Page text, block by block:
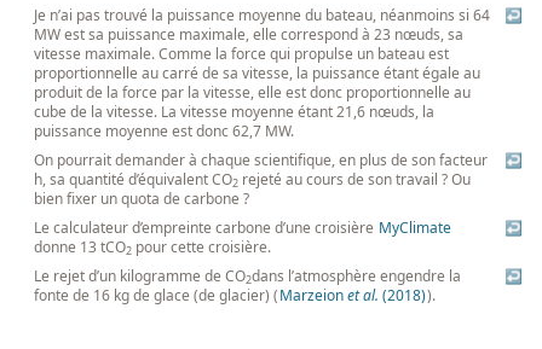
Je n’ai pas trouvé la puissance moyenne du bateau, néanmoins si 64
MW est sa puissance maximale, elle correspond à 23 nœuds, sa
vitesse maximale. Comme la force qui propulse un bateau est
proportionnelle au carré de sa vitesse, la puissance étant égale au
produit de la force par la vitesse, elle est donc proportionnelle au
cube de la vitesse. La vitesse moyenne étant 21,6 nœuds, la
puissance moyenne est donc 62,7 MW.
↩
On pourrait demander à chaque scientifique, en plus de son facteur
h, sa quantité d’équivalent CO2 rejeté au cours de son travail ? Ou
bien fixer un quota de carbone ?
↩
Le calculateur d’empreinte carbone d’une croisière MyClimate
donne 13 tCO2 pour cette croisière.
↩
Le rejet d’un kilogramme de CO2dans l’atmosphère engendre la
fonte de 16 kg de glace (de glacier) (Marzeionet al. (2018)).
↩